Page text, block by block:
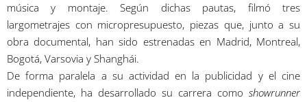
música y montaje. Según dichas pautas, filmó tres
largometrajes con micropresupuesto, piezas que, junto a su
obra documental, han sido estrenadas en Madrid, Montreal,
Bogotá, Varsovia y Shanghái.
De forma paralela a su actividad en la publicidad y el cine
independiente, ha desarrollado su carrera como showrunner